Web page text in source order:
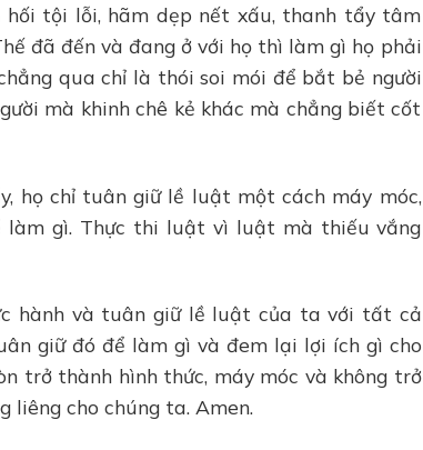
hối tội lỗi, hãm dẹp nết xấu, thanh tẩy tâm
đã đến và đang ở với họ thì làm gì họ phải
qua chỉ là thói soi mói để bắt bẻ người
mà khinh chê kẻ khác mà chẳng biết cốt
họ chỉ tuân giữ lề luật một cách máy móc,
làm gì. Thực thi luật vì luật mà thiếu vắng
hành và tuân giữ lề luật của ta với tất cả
giữ đó để làm gì và đem lại lợi ích gì cho
trở thành hình thức, máy móc và không trở
liêng cho chúng ta. Amen.